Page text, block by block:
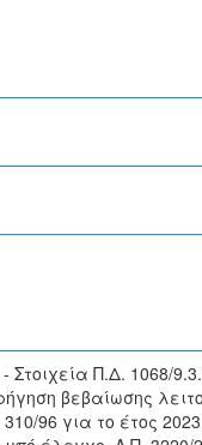
Π.Δ. 1068/
βεβαίωσης
96 για το έτος